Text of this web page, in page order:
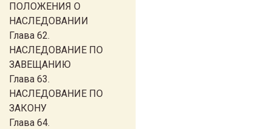
ПОЛОЖЕНИЯ О
НАСЛЕДОВАНИИ
Глава 62.
НАСЛЕДОВАНИЕ ПО
ЗАВЕЩАНИЮ
Глава 63.
НАСЛЕДОВАНИЕ ПО
ЗАКОНУ
Глава 64.